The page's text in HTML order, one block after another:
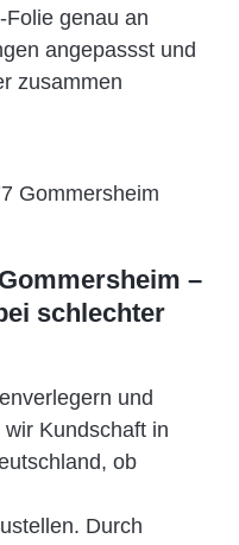
genau an
angepassst und
zusammen
–
schlechter
und
Kundschaft in
ob
Durch